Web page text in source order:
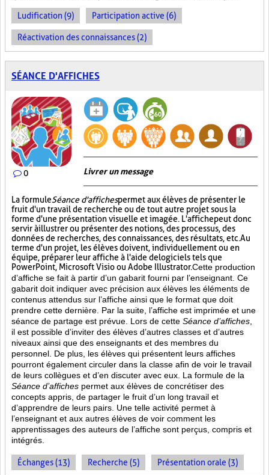
Ludification (9) Participation active (6)
Réactivation des connaissances (2)
SÉANCE D'AFFICHES
0 Livrer un message
La formuleSéance d'affichespermet aux élèves de présenter le
fruit d'un travail de recherche ou de tout autre projet sous la
forme d'une présentation visuelle et imagée. L'affichepeut donc
servir à illustrer ou présenter des notions, des processus, des
données de recherches, des connaissances, des résultats, etc. Au
terme d'un projet, les élèves doivent, individuellement ou en
équipe, préparer leur affiche à l'aide de logiciels tels que
PowerPoint, Microsoft Visio ou Adobe Illustrator.Cette production
d’affiche se fait à partir d’un gabarit fourni par l’enseignant. Ce
gabarit doit indiquer avec précision aux élèves les éléments de
contenus attendus sur l’affiche ainsi que le format que doit
prendre cette dernière. Par la suite, l’affiche est imprimée et une
séance de partage est prévue. Lors de cette Séance d’affiches
il est possible d’inviter des élèves d’autres classes et d’autres
niveaux ainsi que des enseignants et des membres du
personnel. De plus, les élèves qui présentent leurs affiches
pourront également circuler dans la classe afin de voir le travail
de leurs collègues et d’en discuter avec eux. La formule de la
Séance d’affiches permet aux élèves de concrétiser des
concepts appris, de partager le fruit d’un long travail et
d’apprendre de leurs pairs. Une telle activité permet à
l’enseignant et aux autres élèves de voir comment les
apprentissages des auteurs de l’affiche sont perçus, compris et
intégrés.
Échanges (13) Recherche (5) Présentation orale (3)